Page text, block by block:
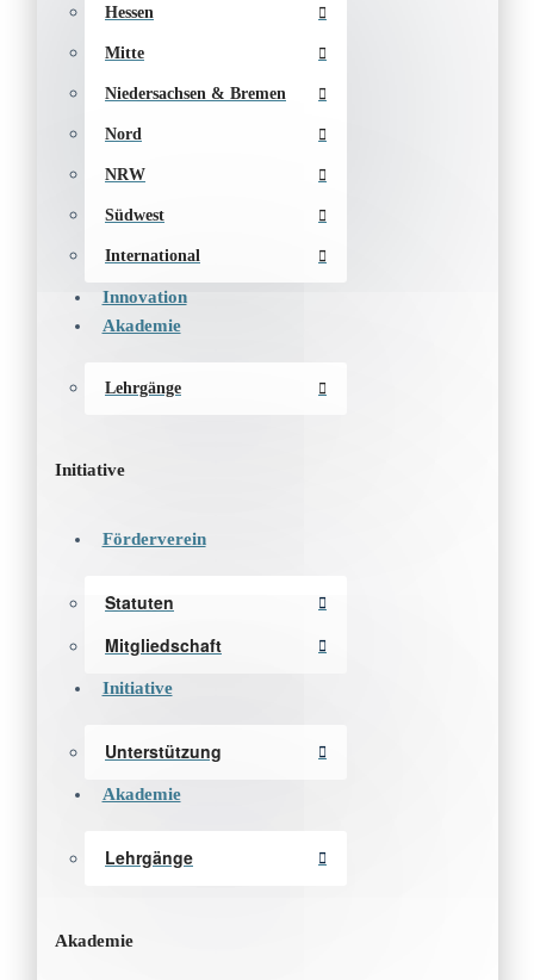
Hessen
Mitte
Niedersachsen & Bremen
Nord
NRW
Südwest
International
Innovation
Akademie
Lehrgänge
Initiative
Förderverein
Statuten
Mitgliedschaft
Initiative
Unterstützung
Akademie
Lehrgänge
Akademie